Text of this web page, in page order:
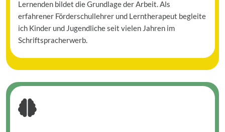
Lernenden bildet die Grundlage der Arbeit. Als
erfahrener Förderschullehrer und Lerntherapeut begleite
ich Kinder und Jugendliche seit vielen Jahren im
Schriftspracherwerb.
